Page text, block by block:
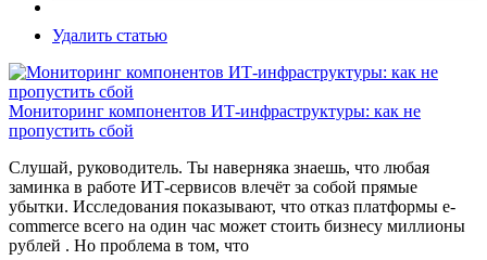
Удалить статью
Мониторинг компонентов ИТ-инфраструктуры: как не
пропустить сбой
Слушай, руководитель. Ты наверняка знаешь, что любая
заминка в работе ИТ-сервисов влечёт за собой прямые
убытки. Исследования показывают, что отказ платформы e-
commerce всего на один час может стоить бизнесу миллионы
рублей . Но проблема в том, что